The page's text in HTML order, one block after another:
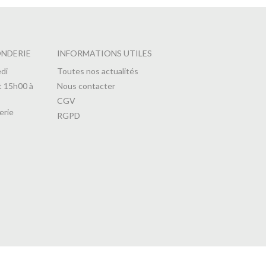
15h00 à
INFORMATIONS UTILES
Toutes nos actualités
Nous contacter
CGV
RGPD